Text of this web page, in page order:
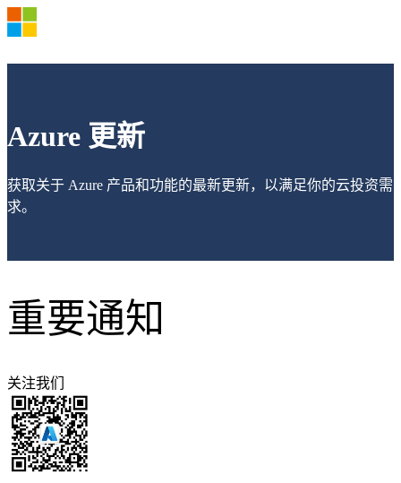
Azure 文档 >
Azure 支持计划 >
Azure 更新
Azure 更新
获取关于 Azure 产品和功能的最新更新，以满足你的云投资需
求。
重要通知
关注我们